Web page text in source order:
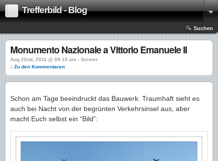
Trefferbild - Blog
Suchen
Monumento Nazionale a Vittorio Emanuele II
Aug 22nd, 2011 @ 09:15 am › Seimer
↓ Zu den Kommentaren
Schon am Tage beeindruckt das Bauwerk. Traumhaft sieht es
auch bei Nacht von der begrünten Verkehrsinsel aus, aber
macht Euch selbst ein “Bild”: